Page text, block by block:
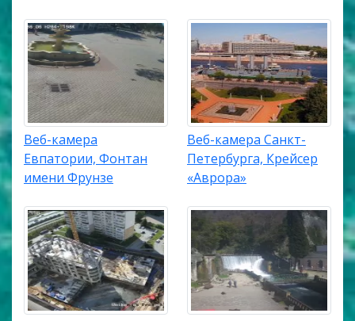
Веб-камера
Евпатории, Фонтан
имени Фрунзе
Веб-камера Санкт-
Петербурга, Крейсер
«Аврора»